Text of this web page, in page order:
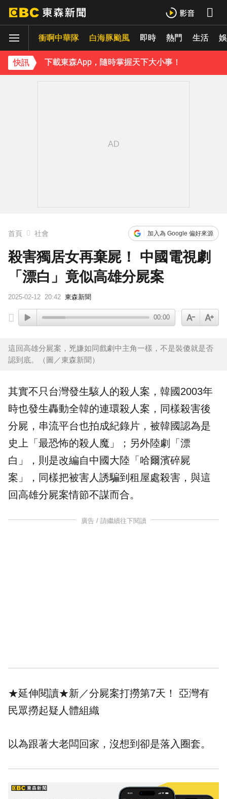
衝啊中華隊 白海豚颱風 即時 熱門 生活
快訊
《理財達人秀》X 安聯投信免費講座報名中！搶先卡位 2027
下載東森App，隨時掌握天下大小事！
首頁 社會 加入為 Google 偏好來源
殺害獨居女再棄屍！ 中國電視劇
「漂白」竟似高雄分屍案
2025-02-12 20:42 東森新聞
00:00
這回高雄分屍案，兇嫌如同戲劇中主角一樣，不是裝傻就是否
認到底。（圖／東森新聞）
其實不只台灣發生駭人的殺人案，韓國2003年
時也發生轟動全韓的連環殺人案，同樣殺害後
分屍， 串流平台也拍成紀錄片 ，被韓國認為是
史上「最恐怖的殺人魔」；另外陸劇「漂
白」，則是改編自中國大陸「哈爾濱碎屍
案」，同樣把被害人誘騙到租屋處殺害，與這
回高雄分屍案情節不謀而合。
廣告 / 請繼續往下閱讀
★延伸閱讀★新／分屍案打撈第7天！ 亞灣有
民眾撈起疑人體組織
以為跟著大老闆回家，沒想到卻是落入圈套。